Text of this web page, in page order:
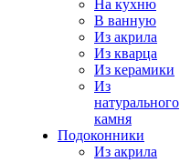
На кухню
В ванную
Из акрила
Из кварца
Из керамики
Из
натурального
камня
Подоконники
Из акрила